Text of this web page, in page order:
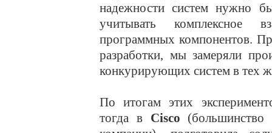
надежности систем нужно
учитывать комплексное
программных компонентов.
разработки, мы замеряли
конкурирующих систем в тех
По итогам этих
тогда в Cisco